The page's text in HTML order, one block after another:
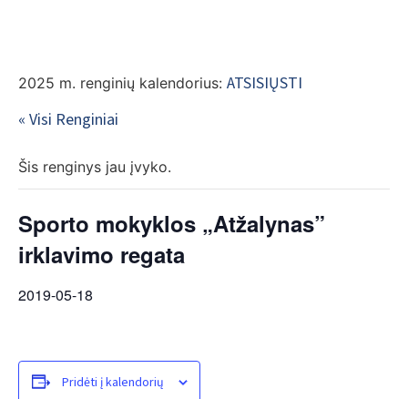
2025 m. renginių kalendorius: ATSISIŲSTI
« Visi Renginiai
Šis renginys jau įvyko.
Sporto mokyklos „Atžalynas”
irklavimo regata
2019-05-18
Pridėti į kalendorių